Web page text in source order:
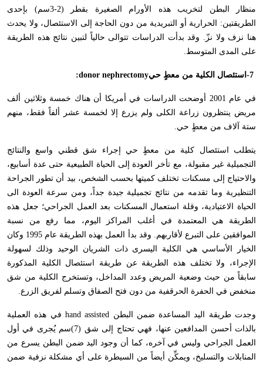
منظار البطن لتخريب هذه الأورام الصغيرة بقطر (2-3سم) بإحدى
الطريقتين: الحرارية أو التبريدية من دون الحاجة إلى الاستئصال، ولا يحدث
هنا نزف ولا نزّ. وقد بدأت الدراسات تتوالى حالياً لتبين نتائج هذه الطريقة
على المدى المتوسط.
-7 استئصال الكلية من معطٍ حي:donor nephrectomy
في عام 2001 أوضحت الدراسات في أمريكا أن هناك خمسة وثلاثين ألف
مريض ينتظرون زراعة الكلى ولم يزرع إلا لخمسة عشر ألفاً فقط، منهم
ستة آلاف من معطٍ حي.
يتطلب استئصال كلية من معطٍ حي إجراء شق قطني واسع والنتائج
التجميلية غير مقبولة، مع تأخر العودة إلى الحياة الطبيعية حتى عدة أسابيع،
والاحتياج إلى مسكنات تختلف كميتها بحسب الشخص، بيد أن تطور الجراحة
التنظيرية وما تقدمه من نتائج تجميلية جيدة جداً، ومن سرعة العودة الى
الحياة الاعتيادية، وقلة استعمال المسكنات بعد العمل الجراحي؛ جعل هذه
الطريقة هي المعتمدة في أغلب المراكز اليوم، مما رفع من نسبة
الموافقين على التبرع لأقاربهم. وقد بدأ العمل بهذه الطريقة عام 1995 وكان
الخيار الأساسي هي الكلية اليسرى ذات الشريان الوحيد وذلك لسهولة
الإجراء، ولا تختلف هذه الطريقة عن طريقة استئصال الكلية المذكورة
سابقاً من حيث وضعية المريض وعدد المداخل، وتستخرج الكلية من شق
منخفض في الحفرة الحرقفية من دون فتح الصفاق وتسلم لفريق الزرع.
وجدت طريقة اليد المساعدة ضمن البطن hand assisted في هذه العملية
بالذات أحسن المدافعين عنها، فهي تحتاج إلى شق (7)سم يُجرى في أول
العمل الجراحي وليس في آخره، كما أن وجود اليد ضمن البطن يسرع من
المنابلات والتسليخ، ويمكِّن أيضاً من السيطرة على أي مشكلة نزفية ضمن